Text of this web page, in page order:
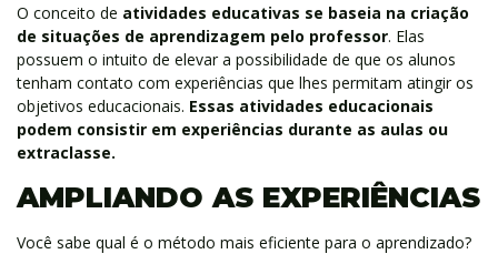
O conceito de atividades educativas se baseia na criação
de situações de aprendizagem pelo professor. Elas
possuem o intuito de elevar a possibilidade de que os alunos
tenham contato com experiências que lhes permitam atingir os
objetivos educacionais. Essas atividades educacionais
podem consistir em experiências durante as aulas ou
extraclasse.
AMPLIANDO AS EXPERIÊNCIAS
Você sabe qual é o método mais eficiente para o aprendizado?